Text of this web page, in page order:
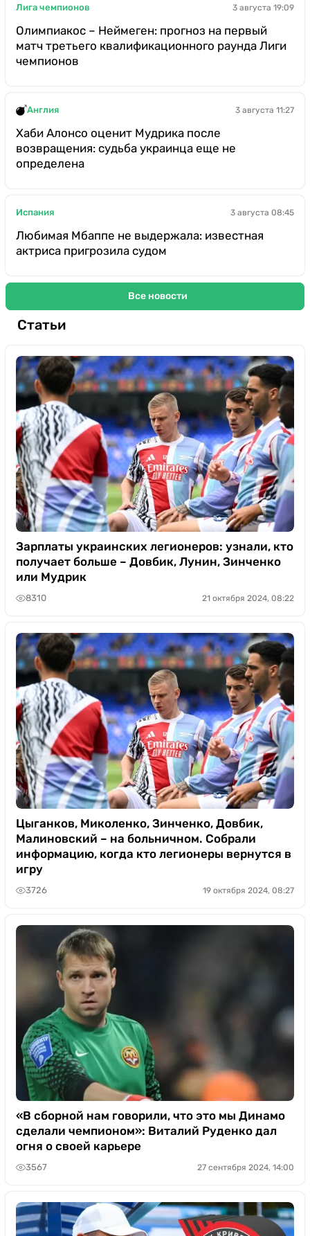
Лига чемпионов 3 августа 19:09
Олимпиакос – Неймеген: прогноз на первый
матч третьего квалификационного раунда Лиги
чемпионов
Англия 3 августа 11:27
Хаби Алонсо оценит Мудрика после
возвращения: судьба украинца еще не
определена
Испания 3 августа 08:45
Любимая Мбаппе не выдержала: известная
актриса пригрозила судом
Все новости
Статьи
Зарплаты украинских легионеров: узнали, кто
получает больше – Довбик, Лунин, Зинченко
или Мудрик
8310 21 октября 2024, 08:22
Цыганков, Миколенко, Зинченко, Довбик,
Малиновский – на больничном. Собрали
информацию, когда кто легионеры вернутся в
игру
3726 19 октября 2024, 08:27
«В сборной нам говорили, что это мы Динамо
сделали чемпионом»: Виталий Руденко дал
огня о своей карьере
3567 27 сентября 2024, 14:00